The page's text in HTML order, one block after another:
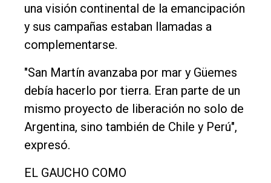
una visión continental de la emancipación
y sus campañas estaban llamadas a
complementarse.
"San Martín avanzaba por mar y Güemes
debía hacerlo por tierra. Eran parte de un
mismo proyecto de liberación no solo de
Argentina, sino también de Chile y Perú",
expresó.
EL GAUCHO COMO